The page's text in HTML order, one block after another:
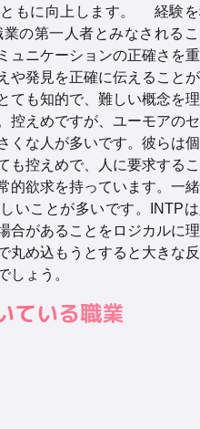
ともに向上します。 経験
の第一人者とみなされる
ュニケーションの正確さを
や発見を正確に伝えること
ても知的で、難しい概念を
控えめですが、ユーモアの
くな人が多いです。彼らは
も控えめで、人に要求する
的欲求を持っています。一
いことが多いです。INTP
合があることをロジカルに
丸め込もうとすると大きな
しょう。
ている職業